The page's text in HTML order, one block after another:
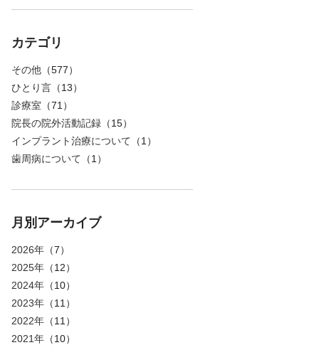
カテゴリ
その他 （577）
ひとり言 （13）
診療室 （71）
院長の院外活動記録 （15）
インプラント治療について （1）
歯周病について （1）
月別アーカイブ
2026年 （7）
2025年 （12）
2024年 （10）
2023年 （11）
2022年 （11）
2021年 （10）